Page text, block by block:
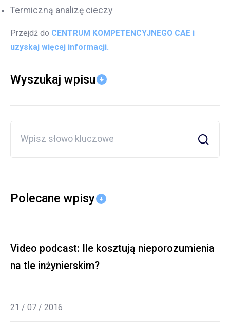
Termiczną analizę cieczy
Przejdź do CENTRUM KOMPETENCYJNEGO CAE i
uzyskaj więcej informacji.
Wyszukaj wpisu
Polecane wpisy
Video podcast: Ile kosztują nieporozumienia
na tle inżynierskim?
21 / 07 / 2016